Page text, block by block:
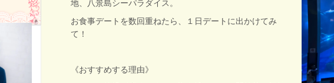
地、八景島シーパラダイス。
お食事デートを数回重ねたら、１日デートに出かけてみ
て！
《おすすめする理由》